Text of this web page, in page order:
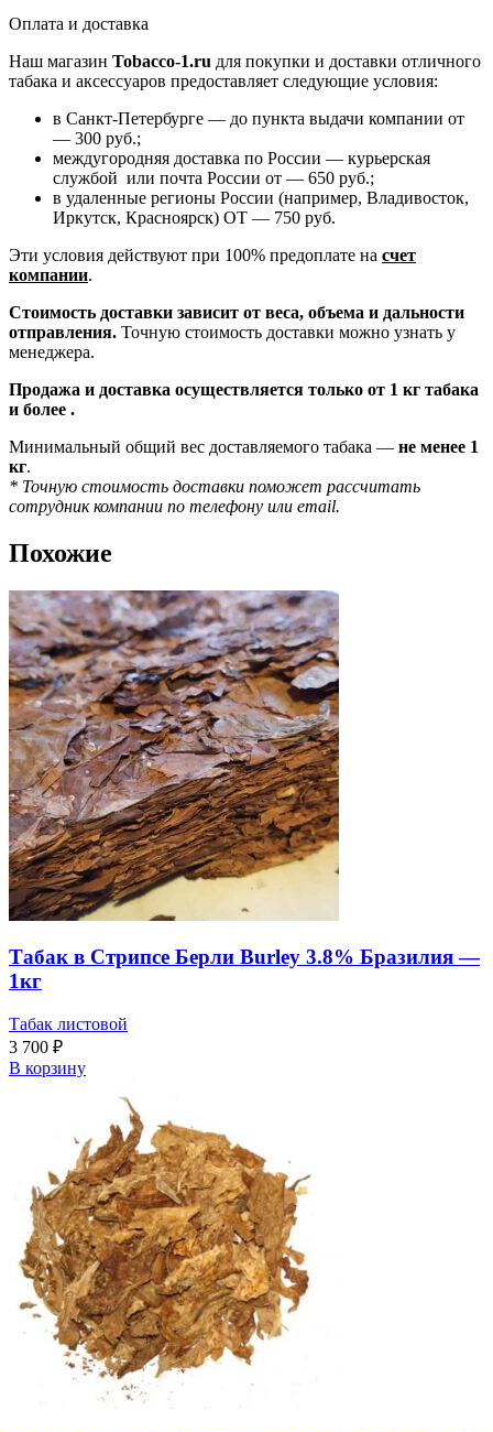
Оплата и доставка
Наш магазин Tobacco-1.ru для покупки и доставки отличного
табака и аксессуаров предоставляет следующие условия:
в Санкт-Петербурге — до пункта выдачи компании от
— 300 руб.;
междугородняя доставка по России — курьерская
службой или почта России от — 650 руб.;
в удаленные регионы России (например, Владивосток,
Иркутск, Красноярск) ОТ — 750 руб.
Эти условия действуют при 100% предоплате на счет
компании.
Стоимость доставки зависит от веса, объема и дальности
отправления. Точную стоимость доставки можно узнать у
менеджера.
Продажа и доставка осуществляется только от 1 кг табака
и более .
Минимальный общий вес доставляемого табака — не менее 1
кг.
* Точную стоимость доставки поможет рассчитать
сотрудник компании по телефону или email.
Похожие
Табак в Стрипсе Берли Burley 3.8% Бразилия —
1кг
Табак листовой
3 700 ₽
В корзину